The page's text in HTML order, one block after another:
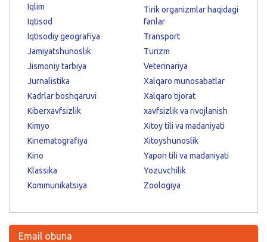
Iqlim
Iqtisod
Iqtisodiy geografiya
Jamiyatshunoslik
Jismoniy tarbiya
Jurnalistika
Kadrlar boshqaruvi
Kiberxavfsizlik
Kimyo
Kinematografiya
Kino
Klassika
Kommunikatsiya
Tirik organizmlar haqidagi
fanlar
Transport
Turizm
Veterinariya
Xalqaro munosabatlar
Xalqaro tijorat
xavfsizlik va rivojlanish
Xitoy tili va madaniyati
Xitoyshunoslik
Yapon tili va madaniyati
Yozuvchilik
Zoologiya
Email obuna